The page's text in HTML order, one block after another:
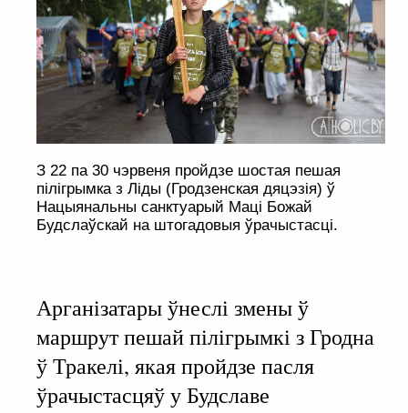
З 22 па 30 чэрвеня пройдзе шостая пешая
пілігрымка з Ліды (Гродзенская дяцэзія) ў
Нацыянальны санктуарый Маці Божай
Будслаўскай на штогадовыя ўрачыстасці.
Арганізатары ўнеслі змены ў
маршрут пешай пілігрымкі з Гродна
ў Тракелі, якая пройдзе пасля
ўрачыстасцяў у Будславе